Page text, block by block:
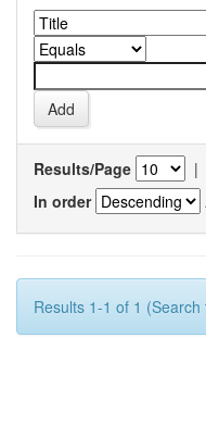
Results/Page |
In order
Results 1-1 of 1